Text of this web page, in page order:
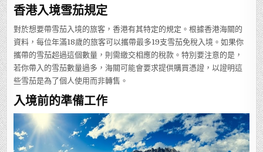
香港入境雪茄規定
對於想要帶雪茄入境的旅客，香港有其特定的規定。根據香港海關的
資料，每位年滿18歲的旅客可以攜帶最多19支雪茄免稅入境。如果你
攜帶的雪茄超過這個數量，則需繳交相應的稅款。特別要注意的是，
若你帶入的雪茄數量過多，海關可能會要求提供購買憑證，以證明這
些雪茄是為了個人使用而非轉售。
入境前的準備工作